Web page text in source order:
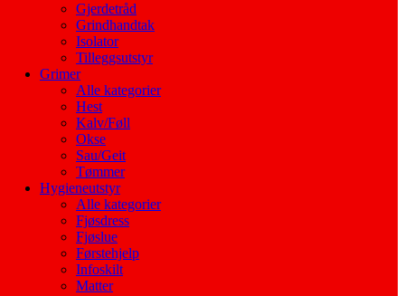
Gjerdetråd
Grindhandtak
Isolator
Tilleggsutstyr
Grimer
Alle kategorier
Hest
Kalv/Føll
Okse
Sau/Geit
Tømmer
Hygieneutstyr
Alle kategorier
Fjøsdress
Fjøslue
Førstehjelp
Infoskilt
Matter